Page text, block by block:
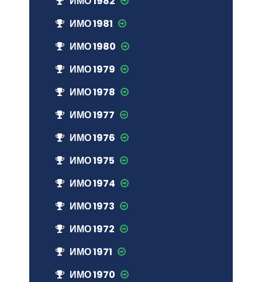
ИМО 1981
ИМО 1980
ИМО 1979
ИМО 1978
ИМО 1977
ИМО 1976
ИМО 1975
ИМО 1974
ИМО 1973
ИМО 1972
ИМО 1971
ИМО 1970